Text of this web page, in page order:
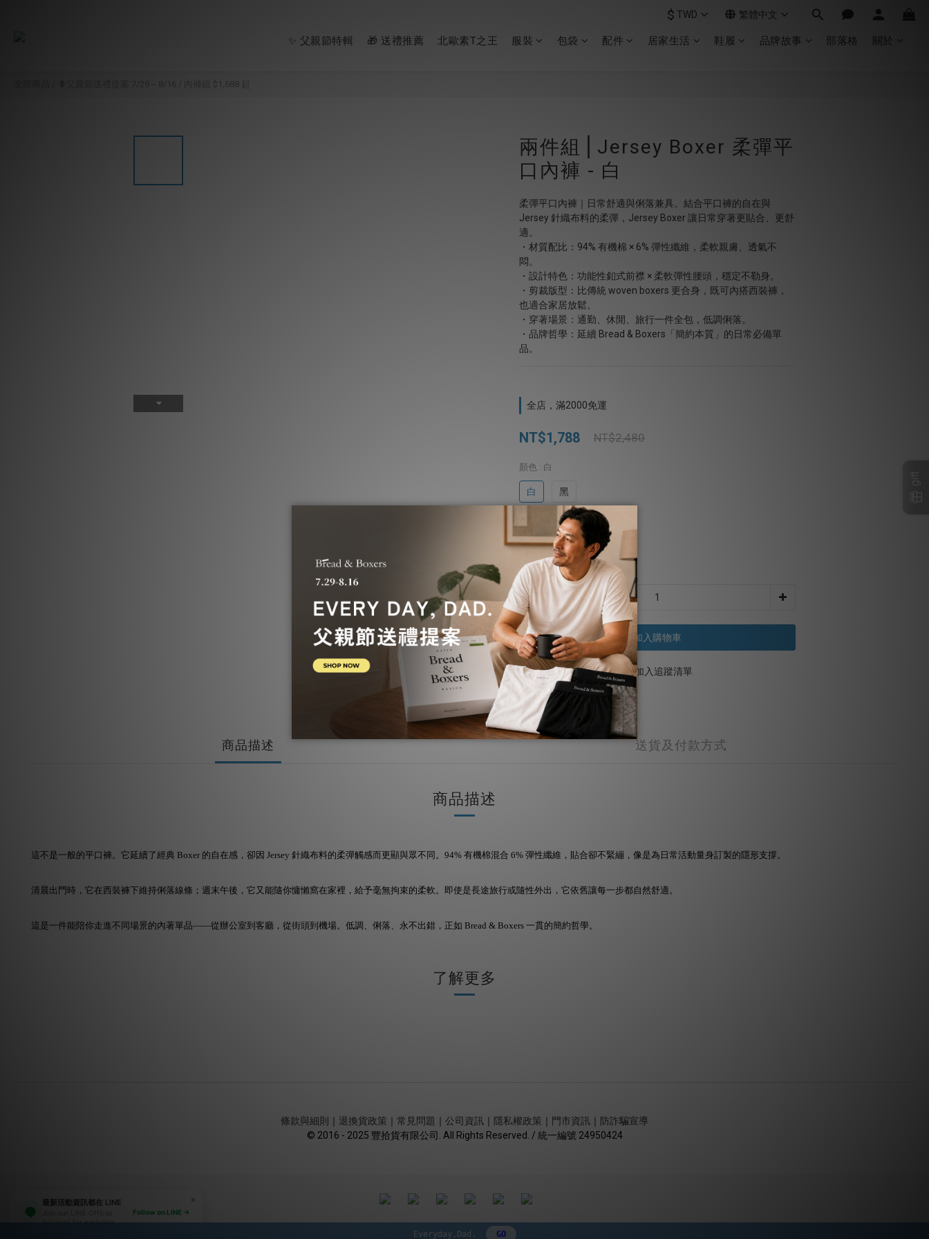
$ TWD 繁體中文
✨ 父親節特輯 🎁 送禮推薦 北歐素T之王 服裝 包袋 配件 居家生活 鞋履 品牌故事 部落格 關於
兩件組⎪Jersey Boxer 柔彈平
口內褲 - 白
柔彈平口內褲｜日常舒適與俐落兼具。結合平口褲的自在與
Jersey 針織布料的柔彈，Jersey Boxer 讓日常穿著更貼合、更舒
適。
・材質配比：94% 有機棉 × 6% 彈性纖維，柔軟親膚、透氣不
悶。
・設計特色：功能性釦式前襟 × 柔軟彈性腰頭，穩定不勒身。
・剪裁版型：比傳統 woven boxers 更合身，既可內搭西裝褲，
也適合家居放鬆。
・穿著場景：通勤、休閒、旅行一件全包，低調俐落。
・品牌哲學：延續 Bread & Boxers「簡約本質」的日常必備單
品。
全店，滿2000免運
NT$1,788 NT$2,480
顏色 : 白
白 黑
S M L
數量
加入購物車
加入追蹤清單
商品描述 送貨及付款方式
商品描述
這不是一般的平口褲。它延續了經典 Boxer 的自在感，卻因 Jersey 針織布料的柔彈觸感而更顯與眾不同。94% 有機棉混合 6% 彈性纖維，貼合卻不緊繃，像是為日常活動量身訂製的隱形支撐。
清晨出門時，它在西裝褲下維持俐落線條；週末午後，它又能隨你慵懶窩在家裡，給予毫無拘束的柔軟。即使是長途旅行或隨性外出，它依舊讓每一步都自然舒適。
這是一件能陪你走進不同場景的內著單品——從辦公室到客廳，從街頭到機場。低調、俐落、永不出錯，正如 Bread & Boxers 一貫的簡約哲學。
了解更多
條款與細則 退換貨政策 常見問題 公司資訊 隱私權政策 門市資訊
防詐騙宣導
© 2016 - 2025 豐拾貨有限公司. All Rights Reserved. / 統一編號 24950424
最新活動資訊都在 LINE
Account for exclusive
Follow on LINE →
Everyday,Dad. GO